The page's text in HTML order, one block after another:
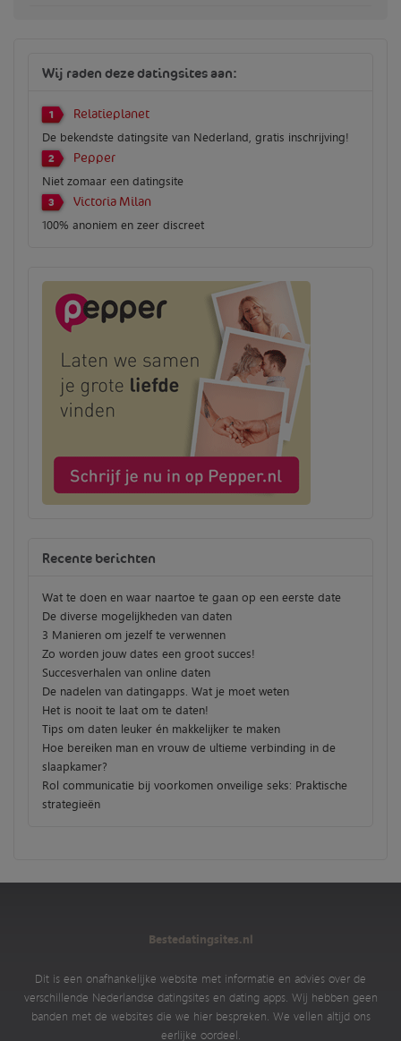
Wij raden deze datingsites aan:
1 Relatieplanet
De bekendste datingsite van Nederland, gratis inschrijving!
2 Pepper
Niet zomaar een datingsite
3 Victoria Milan
100% anoniem en zeer discreet
Recente berichten
Wat te doen en waar naartoe te gaan op een eerste date
De diverse mogelijkheden van daten
3 Manieren om jezelf te verwennen
Zo worden jouw dates een groot succes!
Succesverhalen van online daten
De nadelen van datingapps. Wat je moet weten
Het is nooit te laat om te daten!
Tips om daten leuker én makkelijker te maken
Hoe bereiken man en vrouw de ultieme verbinding in de
slaapkamer?
Rol communicatie bij voorkomen onveilige seks: Praktische
strategieën
Bestedatingsites.nl
Dit is een onafhankelijke website met informatie en advies over de
verschillende Nederlandse datingsites en dating apps. Wij hebben geen
banden met de websites die we hier bespreken. We vellen altijd ons
eerlijke oordeel.